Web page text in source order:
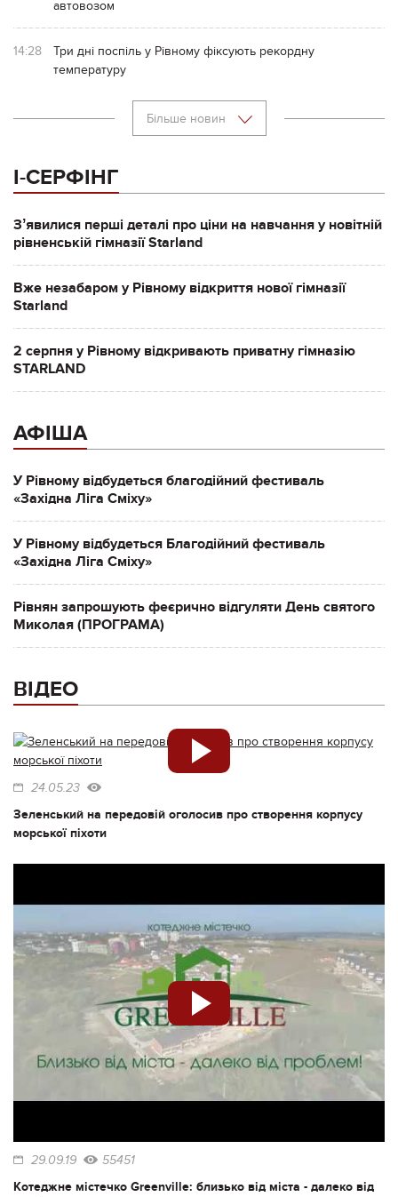
автовозом
14:28
Три дні поспіль у Рівному фіксують рекордну
температуру
Більше новин
І-СЕРФІНГ
Зʼявилися перші деталі про ціни на навчання у новітній
рівненській гімназії Starland
Вже незабаром у Рівному відкриття нової гімназії
Starland
2 серпня у Рівному відкривають приватну гімназію
STARLAND
АФІША
У Рівному відбудеться благодійний фестиваль
«Західна Ліга Сміху»
У Рівному відбудеться Благодійний фестиваль
«Західна Ліга Сміху»
Рівнян запрошують феєрично відгуляти День святого
Миколая (ПРОГРАМА)
ВІДЕО
24.05.23
Зеленський на передовій оголосив про створення корпусу
морської піхоти
29.09.19 55451
Котеджне містечко Greenville: близько від міста - далеко від